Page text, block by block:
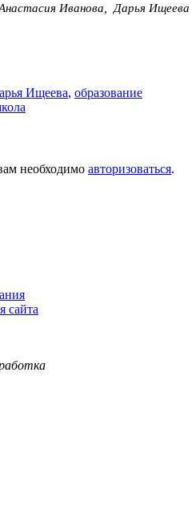
Иванова, Дарья Ищеева
Ищеева, образование
необходимо авторизоваться.
сайта